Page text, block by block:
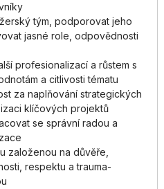
tým, podporovat jeho
jasné role, odpovědnosti
profesionalizací a růstem s
a citlivosti tématu
za naplňování strategických
klíčových projektů
se správní radou a
založenou na důvěře,
respektu a trauma-